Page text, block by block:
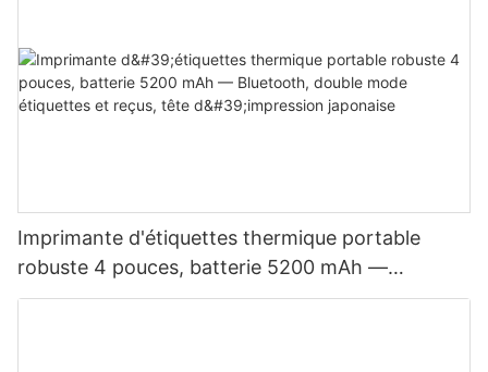
Imprimante d'étiquettes thermique portable
robuste 4 pouces, batterie 5200 mAh —
Bluetooth, double mode étiquettes et reçus, tête